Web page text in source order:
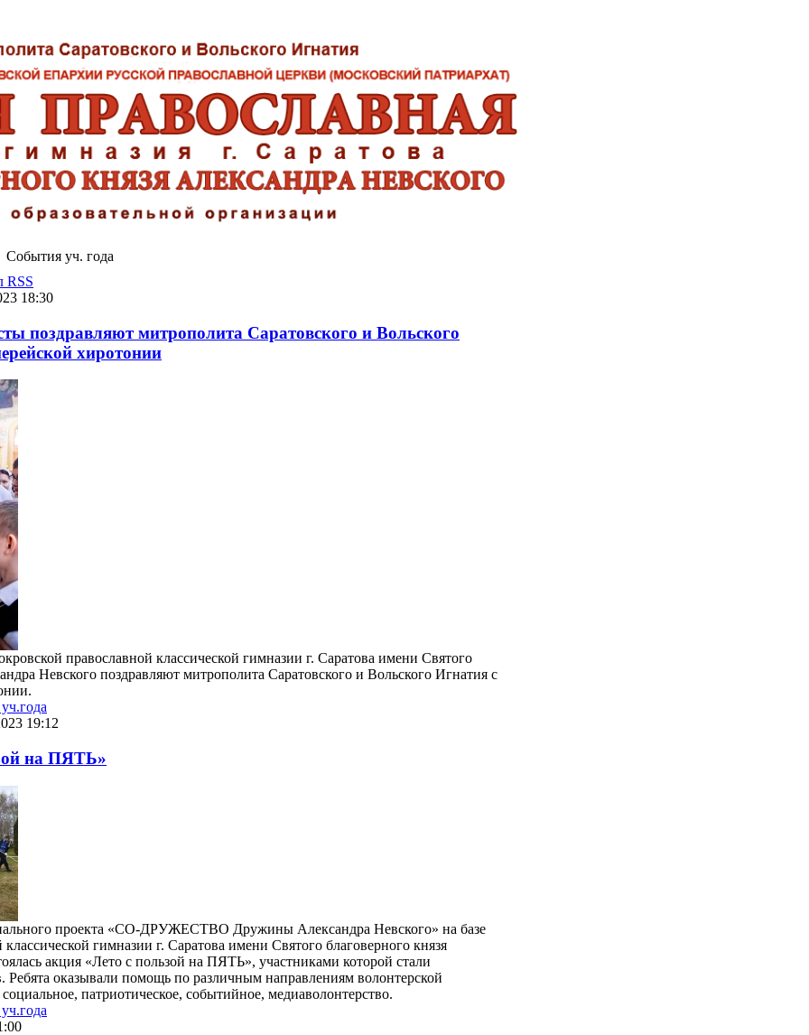
События уч. года
RSS
18:30
поздравляют митрополита Саратовского и Вольского
хиротонии
православной классической гимназии г. Саратова имени Святого
Невского поздравляют митрополита Саратовского и Вольского Игнатия с
19:12
на ПЯТЬ»
проекта «СО-ДРУЖЕСТВО Дружины Александра Невского» на базе
гимназии г. Саратова имени Святого благоверного князя
акция «Лето с пользой на ПЯТЬ», участниками которой стали
Ребята оказывали помощь по различным направлениям волонтерской
социальное, патриотическое, событийное, медиаволонтерство.